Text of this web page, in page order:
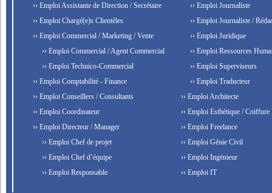
›› Emploi Assistante de Direction / Secrétaire
›› Emploi Chargé(e)s Clientèles
›› Emploi Commercial / Marketing / Vente
›› Emploi Commercial / Agent Commercial
›› Emploi Technico-Commercial
›› Emploi Comptabilité - Finance
›› Emploi Conseillers / Consultants
›› Emploi Coordinateur
›› Emploi Directeur / Manager
›› Emploi Chef de projet
›› Emploi Chef d’équipe
›› Emploi Responsable
›› Emploi Journaliste
›› Emploi Journaliste /
›› Emploi Juridique
›› Emploi Ressources
›› Emploi Superviseurs
›› Emploi Traducteur
›› Emploi Architecte
›› Emploi Esthétique / Coiffure
›› Emploi Freelance
›› Emploi Génie Civil
›› Emploi Ingénieur
›› Emploi IT